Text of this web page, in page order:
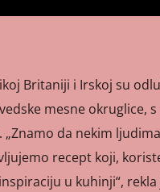
Britaniji i Irskoj su
mesne okruglice,
„Znamo da nekim
recept koji,
u kuhinji“,